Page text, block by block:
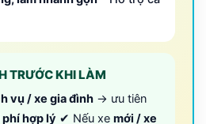
TRƯỚC KHI LÀM
vụ / xe gia đình → ưu tiên
phí hợp lý ✔ Nếu xe mới / xe